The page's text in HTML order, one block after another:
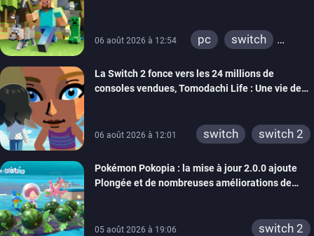
06 août 2026 à 12:54 pc
switch
xbox one
wiiu
3ds
ps3
switch 2
La Switch 2 fonce vers les 24 millions de
consoles vendues, Tomodachi Life : Une vie de
06 août 2026 à 12:01 switch switch 2
Pokémon Pokopia : la mise à jour 2.0.0 ajoute
Plongée et de nombreuses améliorations de
05 août 2026 à 19:06 switch 2